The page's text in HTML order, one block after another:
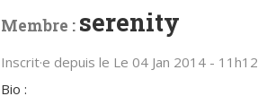
Membre : serenity
Inscrit·e depuis le Le 04 Jan 2014 - 11h12
Bio :